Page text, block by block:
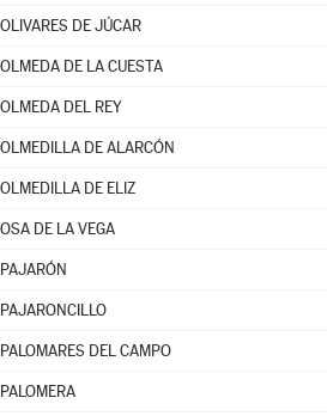
OLIVARES DE JÚCAR
OLMEDA DE LA CUESTA
OLMEDA DEL REY
OLMEDILLA DE ALARCÓN
OLMEDILLA DE ELIZ
OSA DE LA VEGA
PAJARÓN
PAJARONCILLO
PALOMARES DEL CAMPO
PALOMERA